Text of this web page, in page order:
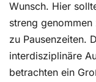
Wunsch. Hier
streng
zu Pausenzeiten.
interdisziplinäre
betrachten ein